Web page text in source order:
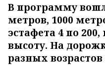
В программу
метров, 1000
эстафета 4 по
высоту. На
разных